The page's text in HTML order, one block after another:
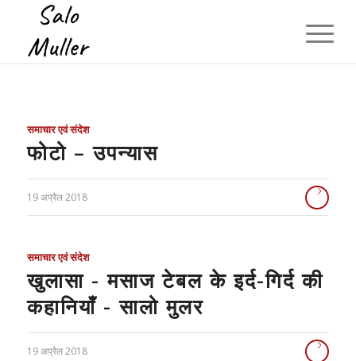
समाचार एवं संदेश
फोटो – उपन्यास
19 अप्रैल 2018
समाचार एवं संदेश
खुलासा - मसाज टेबल के इर्द-गिर्द की
कहानियाँ - सालो मुलर
19 अप्रैल 2018